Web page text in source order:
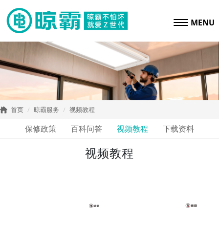
MENU
首页 晾霸服务 视频教程
保修政策 百科问答 视频教程 下载资料
视频教程